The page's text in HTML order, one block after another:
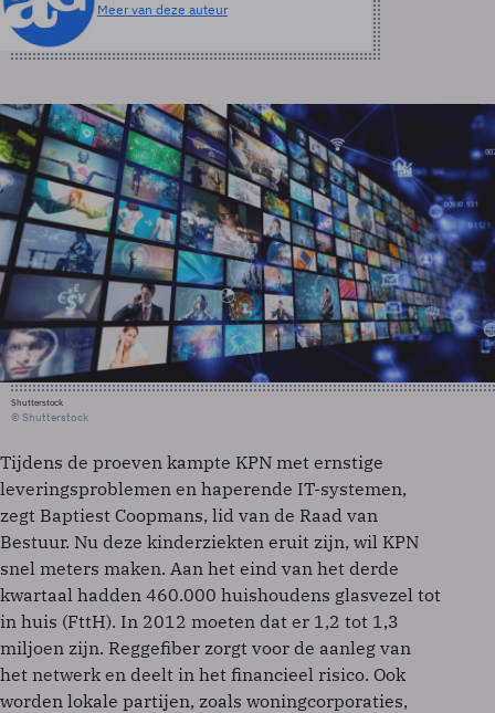
Meer van deze auteur
Shutterstock
© Shutterstock
Tijdens de proeven kampte KPN met ernstige
leveringsproblemen en haperende IT-systemen,
zegt Baptiest Coopmans, lid van de Raad van
Bestuur. Nu deze kinderziekten eruit zijn, wil KPN
snel meters maken. Aan het eind van het derde
kwartaal hadden 460.000 huishoudens glasvezel tot
in huis (FttH). In 2012 moeten dat er 1,2 tot 1,3
miljoen zijn. Reggefiber zorgt voor de aanleg van
het netwerk en deelt in het financieel risico. Ook
worden lokale partijen, zoals woningcorporaties,